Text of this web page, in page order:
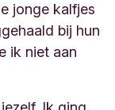
jonge kalfjes
bij hun
ik niet aan